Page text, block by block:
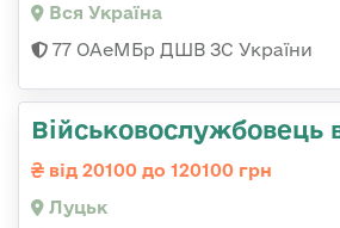
Вся Україна
77 ОАеМБр ДШВ ЗС України
Військовослужбовець
від 20100 до 120100 грн
Луцьк